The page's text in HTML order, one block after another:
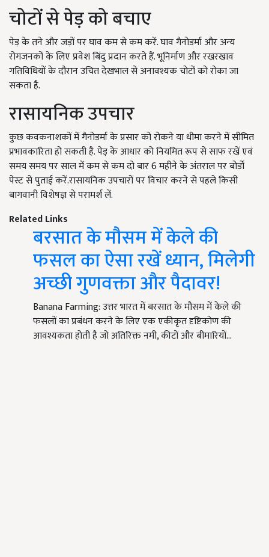
चोटों से पेड़ को बचाए
पेड़ के तने और जड़ों पर घाव कम से कम करें. घाव गैनोडर्मा और अन्य
रोगजनकों के लिए प्रवेश बिंदु प्रदान करते हैं. भूनिर्माण और रखरखाव
गतिविधियों के दौरान उचित देखभाल से अनावश्यक चोटों को रोका जा
सकता है.
रासायनिक उपचार
कुछ कवकनाशकों में गैनोडर्मा के प्रसार को रोकने या धीमा करने में सीमित
प्रभावकारिता हो सकती है. पेड़ के आधार को नियमित रूप से साफ रखें एवं
समय समय पर साल में कम से कम दो बार 6 महीने के अंतराल पर बोर्डों
पेस्ट से पुताई करें.रासायनिक उपचारों पर विचार करने से पहले किसी
बागवानी विशेषज्ञ से परामर्श लें.
Related Links
बरसात के मौसम में केले की
फसल का ऐसा रखें ध्यान, मिलेगी
अच्छी गुणवक्ता और पैदावर!
Banana Farming: उत्तर भारत में बरसात के मौसम में केले की
फसलों का प्रबंधन करने के लिए एक एकीकृत दृष्टिकोण की
आवश्यकता होती है जो अतिरिक्त नमी, कीटों और बीमारियों…